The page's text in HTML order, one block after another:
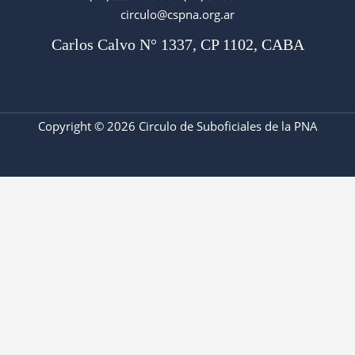
circulo@cspna.org.ar
Carlos Calvo N° 1337, CP 1102, CABA
Copyright © 2026 Circulo de Suboficiales de la PNA